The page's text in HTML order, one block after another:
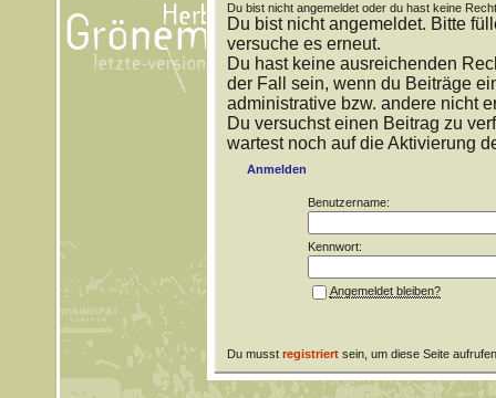
Du bist nicht angemeldet oder du hast keine
Du bist nicht angemeldet. Bitte
versuche es erneut.
Du hast keine ausreichenden
der Fall sein, wenn du Beiträge
administrative bzw. andere nicht
Du versuchst einen Beitrag zu
wartest noch auf die Aktivierung
Anmelden
Benutzername:
Kennwort:
Angemeldet bleiben?
Du musst registriertsein, um diese Seite